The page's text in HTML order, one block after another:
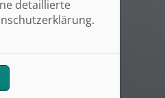
detaillierte